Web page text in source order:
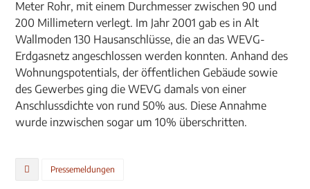
Meter Rohr, mit einem Durchmesser zwischen 90 und
200 Millimetern verlegt. Im Jahr 2001 gab es in Alt
Wallmoden 130 Hausanschlüsse, die an das WEVG-
Erdgasnetz angeschlossen werden konnten. Anhand des
Wohnungspotentials, der öffentlichen Gebäude sowie
des Gewerbes ging die WEVG damals von einer
Anschlussdichte von rund 50% aus. Diese Annahme
wurde inzwischen sogar um 10% überschritten.
Pressemeldungen